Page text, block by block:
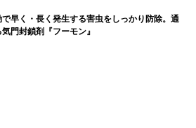
で早く・長く発生する害虫をしっかり防除。通
門封鎖剤『フーモン』